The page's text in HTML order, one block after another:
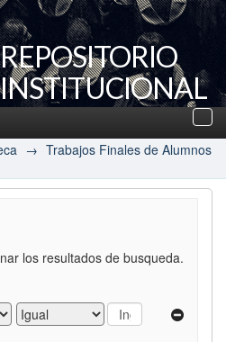
REPOSITORIO
INSTITUCIONAL
→ Trabajos Finales de Alumnos
los resultados de busqueda.